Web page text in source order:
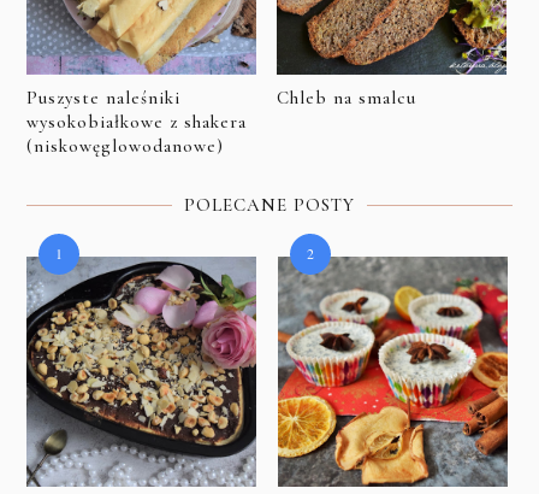
Puszyste naleśniki
wysokobiałkowe z shakera
(niskowęglowodanowe)
Chleb na smalcu
POLECANE POSTY